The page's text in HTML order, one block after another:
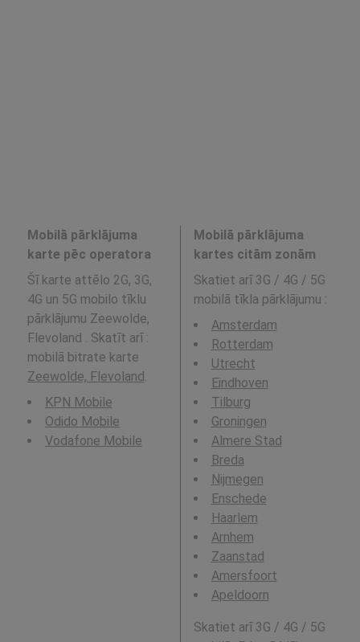
Mobilā pārklājuma
karte pēc operatora
Šī karte attēlo 2G, 3G,
4G un 5G mobilo tīklu
pārklājumu Zeewolde,
Flevoland . Skatīt arī :
mobilā bitrate karte
Zeewolde, Flevoland.
KPN Mobile
Odido Mobile
Vodafone Mobile
Mobilā pārklājuma
kartes citām zonām
Skatiet arī 3G / 4G / 5G
mobilā tīkla pārklājumu :
Amsterdam
Rotterdam
Utrecht
Eindhoven
Tilburg
Groningen
Almere Stad
Breda
Nijmegen
Enschede
Haarlem
Arnhem
Zaanstad
Amersfoort
Apeldoorn
Skatiet arī 3G / 4G / 5G